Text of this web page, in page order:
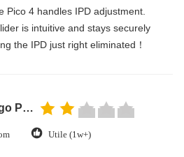
Pico 4 handles IPD adjustment.
is intuitive and stays securely
the IPD just right eliminated！
Custom Logo Paper Cardboard Packing Folding White / Black / Rose Gold Luxury Magnetic Gift Box with Ribbon Closure
Utile (1w+)